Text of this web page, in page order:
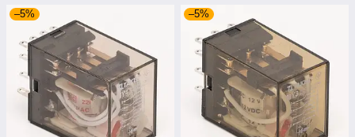
–5% –5%